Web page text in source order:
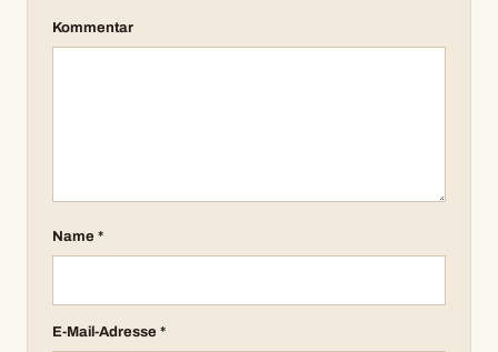
Kommentar
Name *
E-Mail-Adresse *